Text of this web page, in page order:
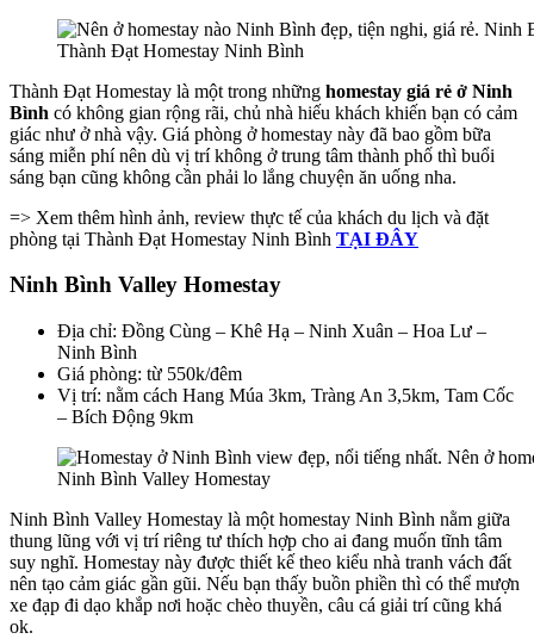
Thành Đạt Homestay Ninh Bình
Thành Đạt Homestay là một trong những homestay giá rẻ ở Ninh
Bình có không gian rộng rãi, chủ nhà hiếu khách khiến bạn có cảm
giác như ở nhà vậy. Giá phòng ở homestay này đã bao gồm bữa
sáng miễn phí nên dù vị trí không ở trung tâm thành phố thì buổi
sáng bạn cũng không cần phải lo lắng chuyện ăn uống nha.
=> Xem thêm hình ảnh, review thực tế của khách du lịch và đặt
phòng tại Thành Đạt Homestay Ninh Bình TẠI ĐÂY
Ninh Bình Valley Homestay
Địa chỉ: Đồng Cùng – Khê Hạ – Ninh Xuân – Hoa Lư –
Ninh Bình
Giá phòng: từ 550k/đêm
Vị trí: nằm cách Hang Múa 3km, Tràng An 3,5km, Tam Cốc
– Bích Động 9km
Ninh Bình Valley Homestay
Ninh Bình Valley Homestay là một homestay Ninh Bình nằm giữa
thung lũng với vị trí riêng tư thích hợp cho ai đang muốn tĩnh tâm
suy nghĩ. Homestay này được thiết kế theo kiểu nhà tranh vách đất
nên tạo cảm giác gần gũi. Nếu bạn thấy buồn phiền thì có thể mượn
xe đạp đi dạo khắp nơi hoặc chèo thuyền, câu cá giải trí cũng khá
ok.